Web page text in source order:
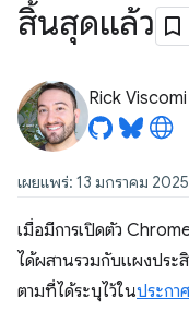
สิ้นสุดแล้ว
Rick Viscomi
เผยแพร่: 13 มกราคม 2025
เมื่อมีการเปิดตัว
ได้ผสานรวมกับแผงปร
ตามที่ได้ระบุไว้ในประกา